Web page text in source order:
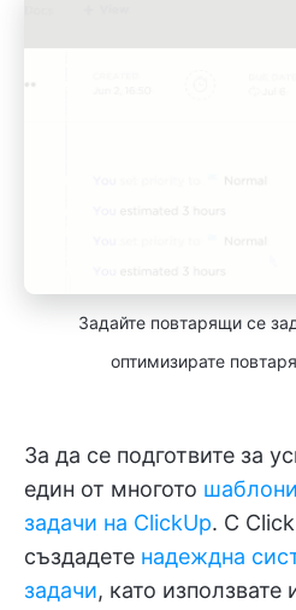
Задайте повтарящи се
оптимизирате
За да се подготвите за
един от многото
задачи на ClickUp. С
създадете надеждна
задачи, като използвате